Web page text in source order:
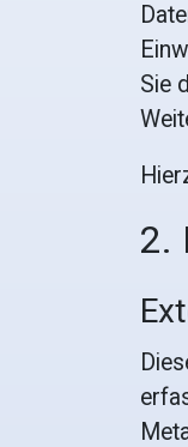
Sie
2.